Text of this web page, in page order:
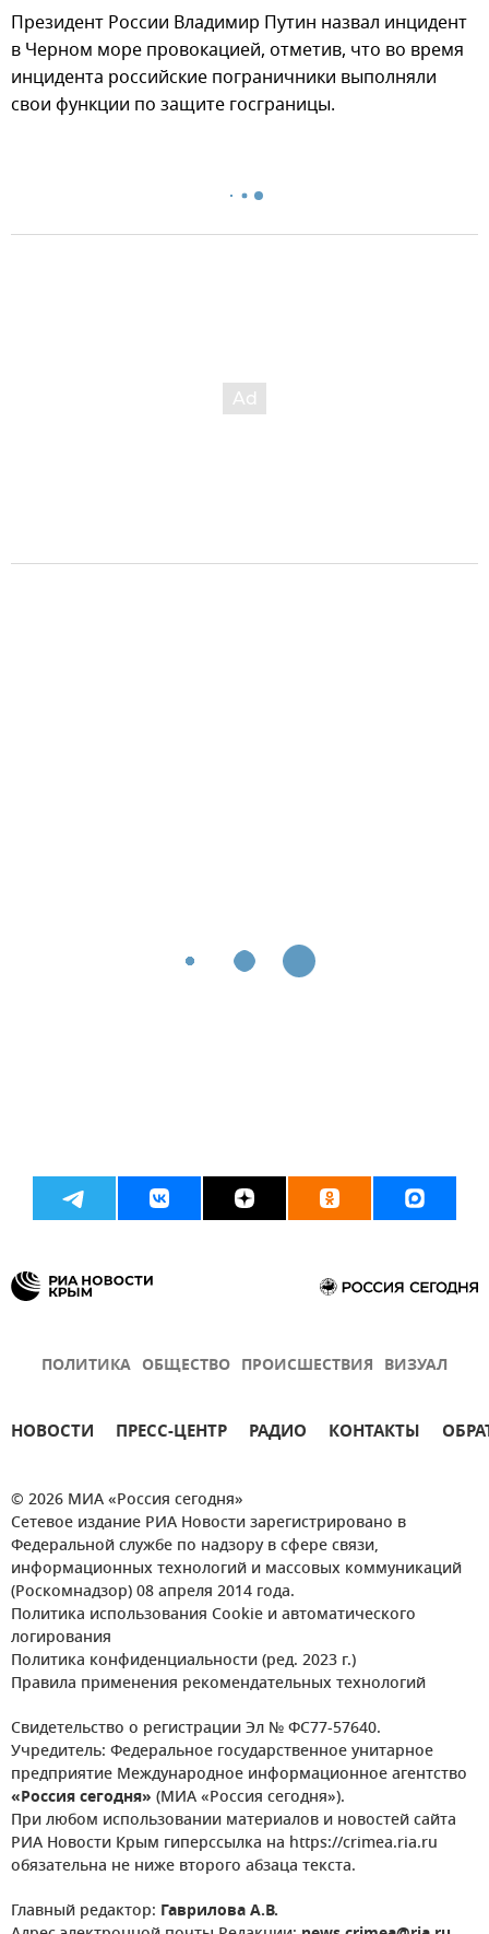
Президент России Владимир Путин назвал инцидент
в Черном море провокацией, отметив, что во время
инцидента российские пограничники выполняли
свои функции по защите госграницы.
ПОЛИТИКА ОБЩЕСТВО ПРОИСШЕСТВИЯ ВИЗУАЛ
НОВОСТИ ПРЕСС-ЦЕНТР РАДИО КОНТАКТЫ
© 2026 МИА «Россия сегодня»
Сетевое издание РИА Новости зарегистрировано в
Федеральной службе по надзору в сфере связи,
информационных технологий и массовых коммуникаций
(Роскомнадзор) 08 апреля 2014 года.
Политика использования Cookie и автоматического
логирования
Политика конфиденциальности (ред. 2023 г.)
Правила применения рекомендательных технологий
Свидетельство о регистрации Эл № ФС77-57640.
Учредитель: Федеральное государственное унитарное
предприятие Международное информационное агентство
«Россия сегодня» (МИА «Россия сегодня»).
При любом использовании материалов и новостей сайта
РИА Новости Крым гиперссылка на https://crimea.ria.ru
обязательна не ниже второго абзаца текста.
Главный редактор: Гаврилова А.В.